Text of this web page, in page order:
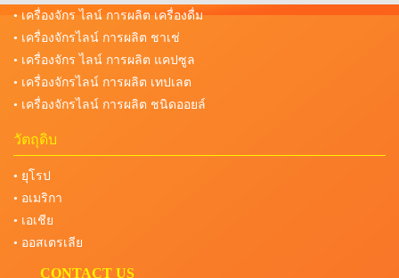
• เครื่องจักร ไลน์ การผลิต เครื่องดื่ม
• เครื่องจักรไลน์ การผลิต ชาเช่
• เครื่องจักร ไลน์ การผลิต แคปซูล
• เครื่องจักรไลน์ การผลิต เทปเลต
• เครื่องจักรไลน์ การผลิต ชนิดออยล์
วัตถุดิบ
• ยุโรป
• อเมริกา
• เอเชีย
• ออสเตรเลีย
CONTACT US